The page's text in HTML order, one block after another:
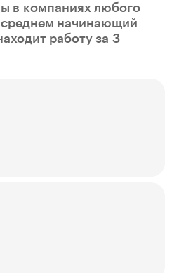
в компаниях любого
начинающий
работу за 3